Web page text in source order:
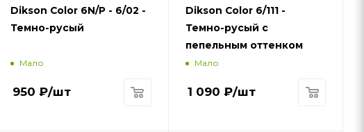
Dikson Color 6N/P - 6/02 -
Темно-русый
Мало
950 ₽/шт
Dikson Color 6/111 -
Темно-русый с
пепельным оттенком
Мало
1 090 ₽/шт